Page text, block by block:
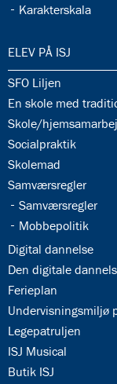
6.3:
6.4:
Generelle
&
7.0:
Kontakt
8.0:
Presse
9.0:
Bilingual
Department
33.13:
Karakterskala
34.0:
ELEV PÅ ISJ
34.1:
SFO Liljen
34.2:
En skole med
34.3:
Skole/
34.4:
Socialpraktik
34.5:
Skolemad
34.6:
Samværsregler
34.7:
Samværsregler
34.9:
Mobbepolitik
34.11:
Digital dannelse
34.12:
Den digitale
34.13:
Ferieplan
34.14:
Undervisningsmiljø
34.15:
Legepatruljen
34.16:
ISJ Musical
34.17:
Butik ISJ